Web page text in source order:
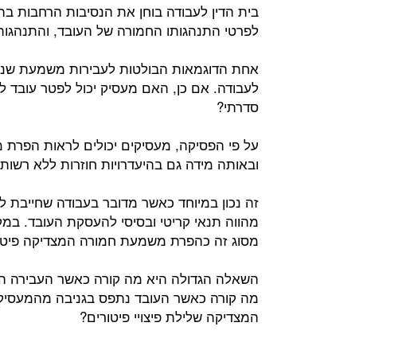
בית הדין לעבודה בוחן את הנסיבות הרחבות
לפרטי התנהגותו החמורה של העובד,
אחת הדוגמאות הבולטות לעבירות משמעת
לעבודה. אם כן, האם מעסיק יכול לפטר עובד
סדרתי?
על פי הפסיקה, מעסיקים יכולים לראות
ובאותה מידה גם בהיעדרויות חוזרות ללא
זה נכון במיוחד כאשר מדובר בעבודה
מהווה תנאי קריטי ובסיסי להעסקת העובד.
מסוג זה כהפרת משמעת חמורה המצדיקה
השאלה הגדולה היא מה קורה כאשר העבירה
מה קורה כאשר העובד נתפס בגניבה
המצדיקה שלילת פיצויי פיטורים?